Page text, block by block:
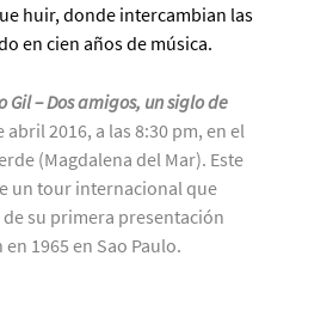
huir, donde intercambian las
en cien años de música.
Gil –Dos amigos, un siglo de
2016, a las 8:30 pm, en el
(Magdalena del Mar). Este
un tour internacional que
su primera presentación
1965 en Sao Paulo.